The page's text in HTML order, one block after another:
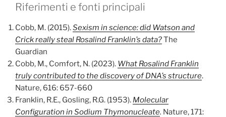
Riferimenti e fonti principali
Cobb, M. (2015).Sexism in science: did Watson and
Crick really steal Rosalind Franklin’s data?The
Guardian
Cobb, M., Comfort, N. (2023). What Rosalind Franklin
truly contributed to the discovery of DNA’s structure.
Nature, 616: 657-660
Franklin, R.E., Gosling, R.G. (1953). Molecular
Configuration in Sodium Thymonucleate. Nature, 171: